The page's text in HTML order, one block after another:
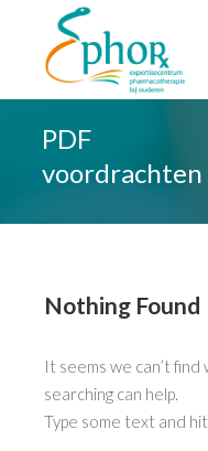
PDF
voordrachten
Nothing Found
It seems we can’t find
searching can help.
Type some text and